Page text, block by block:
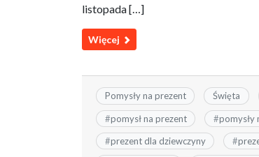
listopada […]
Więcej
Pomysły na prezent Święta
#pomysł na prezent #pomysły
#prezent dla dziewczyny #